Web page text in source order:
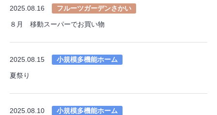
2025.08.16 フルーツガーデンさかい
８月 移動スーパーでお買い物
2025.08.15 小規模多機能ホーム
夏祭り
2025.08.10 小規模多機能ホーム